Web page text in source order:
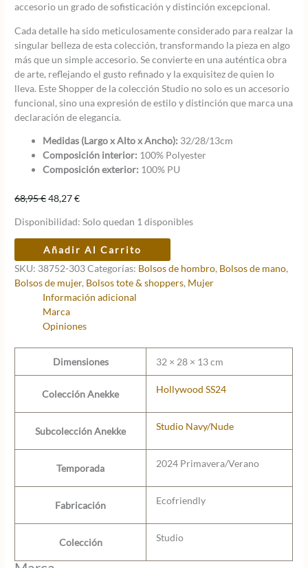
accesorio un grado de sofisticación y distinción excepcional.
Cada detalle ha sido meticulosamente considerado para realzar la
singular belleza de esta colección, transformando la pieza en algo
más que un simple accesorio. Se convierte en una auténtica obra
de arte, reflejando el gusto refinado y la exquisitez de quien lo
lleva. Este Shopper de la colección Studio no solo es un accesorio
funcional, sino una expresión de estilo y distinción que marca una
declaración de elegancia.
Medidas (Largo x Alto x Ancho): 32/28/13cm
Composición interior: 100% Polyester
Composición exterior: 100% PU
68,95€El
original
era:
68,95 €.
48,27€El
actual
es:
48,27 €.
Disponibilidad: Solo quedan 1 disponibles
tote
azul
marino
Anekke
cantidad
Añadir Al Carrito
SKU: 38752-303Categorías: Bolsos de hombro, Bolsos de mano,
Bolsos de mujer, Bolsos tote & shoppers, Mujer
Información adicional
Marca
Opiniones
Dimensiones 32 × 28 × 13 cm
Colección Anekke Hollywood SS24
Subcolección Anekke Studio Navy/Nude
Temporada 2024 Primavera/Verano
Fabricación Ecofriendly
Colección Studio